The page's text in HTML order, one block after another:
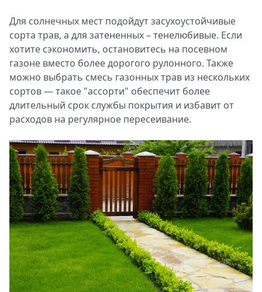
Для солнечных мест подойдут засухоустойчивые
сорта трав, а для затененных – тенелюбивые. Если
хотите сэкономить, остановитесь на посевном
газоне вместо более дорогого рулонного. Также
можно выбрать смесь газонных трав из нескольких
сортов ― такое "ассорти" обеспечит более
длительный срок службы покрытия и избавит от
расходов на регулярное пересеивание.